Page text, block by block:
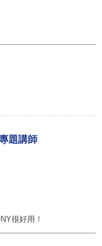
題講師
很好用！